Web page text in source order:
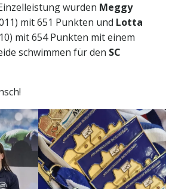
wurden Meggy
mit 651 Punkten und Lotta
mit 654 Punkten mit einem
schwimmen für den SC